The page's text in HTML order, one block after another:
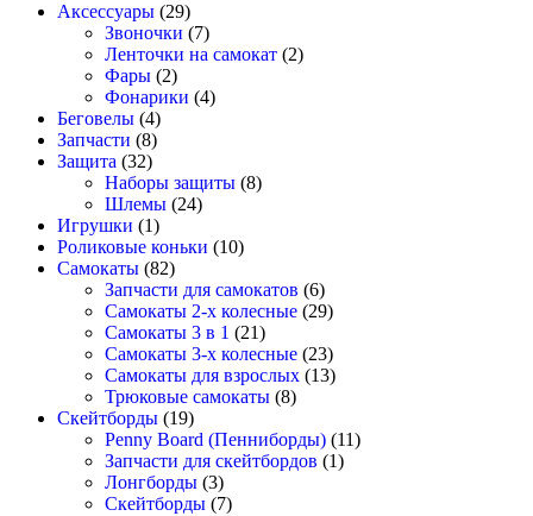
Аксессуары (29)
Звоночки (7)
Ленточки на самокат (2)
Фары (2)
Фонарики (4)
Беговелы (4)
Запчасти (8)
Защита (32)
Наборы защиты (8)
Шлемы (24)
Игрушки (1)
Роликовые коньки (10)
Самокаты (82)
Запчасти для самокатов (6)
Самокаты 2-х колесные (29)
Самокаты 3 в 1 (21)
Самокаты 3-х колесные (23)
Самокаты для взрослых (13)
Трюковые самокаты (8)
Скейтборды (19)
Penny Board (Пенниборды) (11)
Запчасти для скейтбордов (1)
Лонгборды (3)
Скейтборды (7)